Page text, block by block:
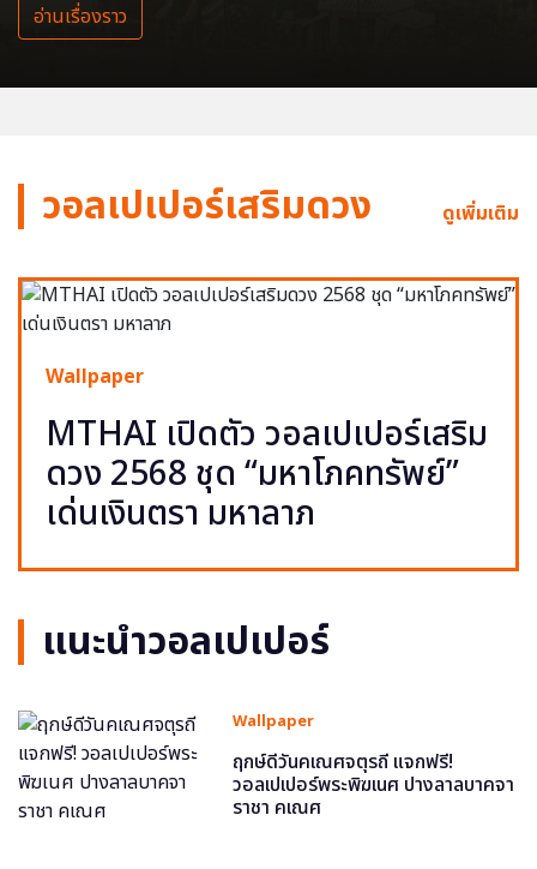
อ่านเรื่องราว
วอลเปเปอร์เสริมดวง ดูเพิ่มเติม
Wallpaper
MTHAI เปิดตัว วอลเปเปอร์เสริม
ดวง 2568 ชุด “มหาโภคทรัพย์”
เด่นเงินตรา มหาลาภ
แนะนำวอลเปเปอร์
Wallpaper
ฤกษ์ดีวันคเณศจตุรถี แจกฟรี!
วอลเปเปอร์พระพิฆเนศ ปางลาลบาคจา
ราชา คเณศ